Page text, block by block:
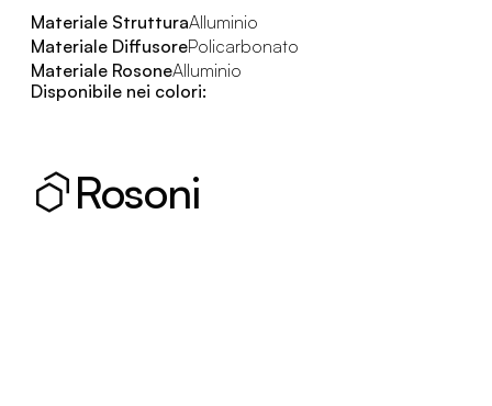
Materiale StrutturaAlluminio
Materiale DiffusorePolicarbonato
Materiale RosoneAlluminio
Disponibile nei colori:
Rosoni